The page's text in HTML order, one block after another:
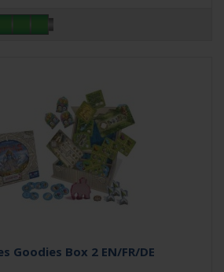
Goodies Box 2 EN/FR/DE